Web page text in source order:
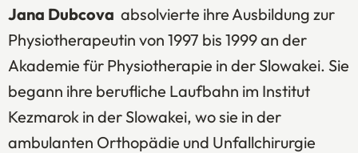
Jana Dubcova absolvierte ihre Ausbildung zur
Physiotherapeutin von 1997 bis 1999 an der
Akademie für Physiotherapie in der Slowakei. Sie
begann ihre berufliche Laufbahn im Institut
Kezmarok in der Slowakei, wo sie in der
ambulanten Orthopädie und Unfallchirurgie